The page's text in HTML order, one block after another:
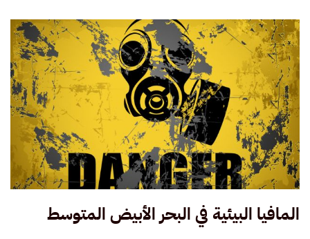
المافيا البيئية في البحر الأبيض المتوسط